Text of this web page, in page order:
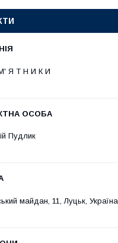
Я Т Н И К И
Пудлик
майдан, 11, Луцьк, Україна